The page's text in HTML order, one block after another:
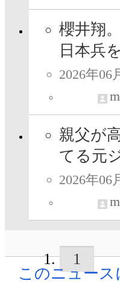
櫻井翔
日本兵
2026年06
親父が
てる元
2026年06
1
このニュー